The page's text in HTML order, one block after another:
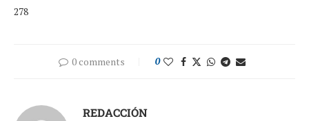
278
0 comments 0
REDACCIÓN